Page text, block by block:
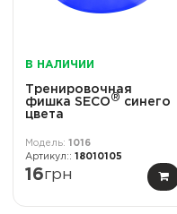
В НАЛИЧИИ
Тренировочная
фишка SECO® синего
цвета
1016
18010105
16грн